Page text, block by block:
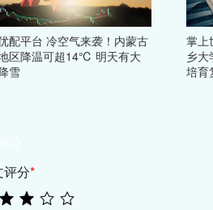
配平台 冷空气来袭！内蒙古
区降温可超14℃ 明天有大
雪
掌上
乡
培育
评分*